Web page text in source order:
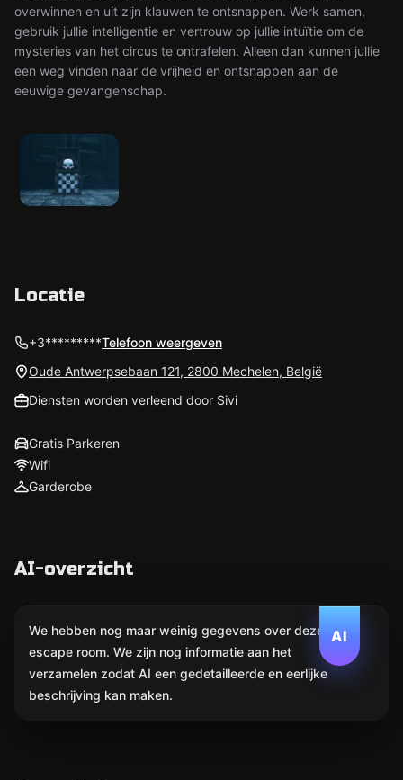
overwinnen en uit zijn klauwen te ontsnappen. Werk samen,
gebruik jullie intelligentie en vertrouw op jullie intuïtie om de
mysteries van het circus te ontrafelen. Alleen dan kunnen jullie
een weg vinden naar de vrijheid en ontsnappen aan de
eeuwige gevangenschap.
Locatie
+3*********Telefoon weergeven
Oude Antwerpsebaan 121, 2800 Mechelen, België
Diensten worden verleend door Sivi
Gratis Parkeren
Wifi
Garderobe
AI-overzicht
AI
We hebben nog maar weinig gegevens over deze
escape room. We zijn nog informatie aan het
verzamelen zodat AI een gedetailleerde en eerlijke
beschrijving kan maken.